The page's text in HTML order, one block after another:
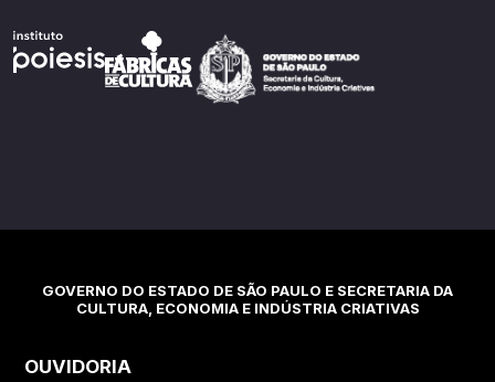
GOVERNO DO ESTADO DE SÃO PAULO E SECRETARIA DA
CULTURA, ECONOMIA E INDÚSTRIA CRIATIVAS
OUVIDORIA